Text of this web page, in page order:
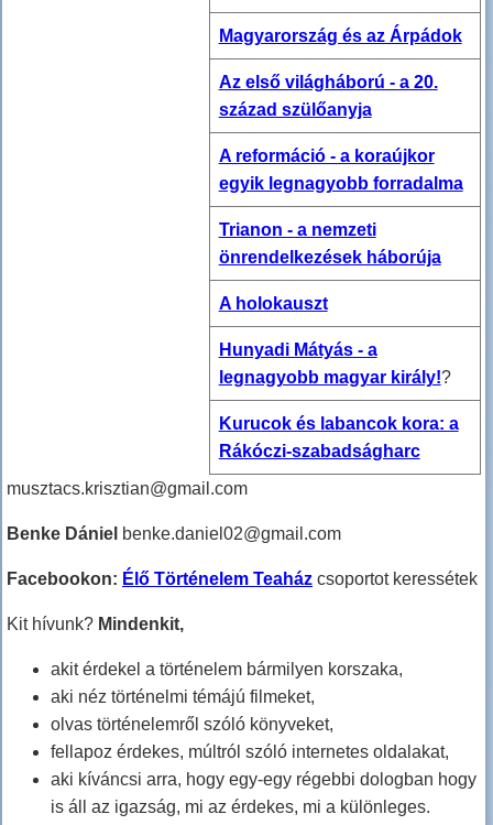
Magyarország és az Árpádok
Az első világháború - a 20.
század szülőanyja
A reformáció - a koraújkor
egyik legnagyobb forradalma
Trianon - a nemzeti
önrendelkezések háborúja
A holokauszt
Hunyadi Mátyás - a
legnagyobb magyar király!?
Kurucok és labancok kora: a
Rákóczi-szabadságharc
musztacs.krisztian@gmail.com
Benke Dániel benke.daniel02@gmail.com
Facebookon: Élő Történelem Teaház csoportot keressétek
Kit hívunk? Mindenkit,
akit érdekel a történelem bármilyen korszaka,
aki néz történelmi témájú filmeket,
olvas történelemről szóló könyveket,
fellapoz érdekes, múltról szóló internetes oldalakat,
aki kíváncsi arra, hogy egy-egy régebbi dologban hogy
is áll az igazság, mi az érdekes, mi a különleges.